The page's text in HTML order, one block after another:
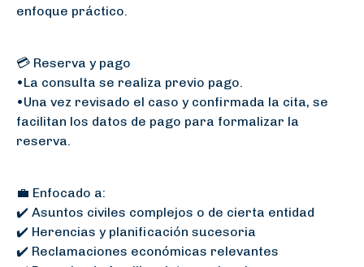
enfoque práctico.
💳 Reserva y pago
•La consulta se realiza previo pago.
•Una vez revisado el caso y confirmada la cita, se
facilitan los datos de pago para formalizar la
reserva.
💼 Enfocado a:
✔️ Asuntos civiles complejos o de cierta entidad
✔️ Herencias y planificación sucesoria
✔️ Reclamaciones económicas relevantes